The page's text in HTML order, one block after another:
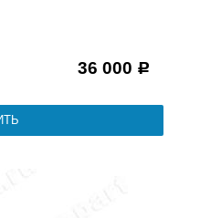
36 000 Р